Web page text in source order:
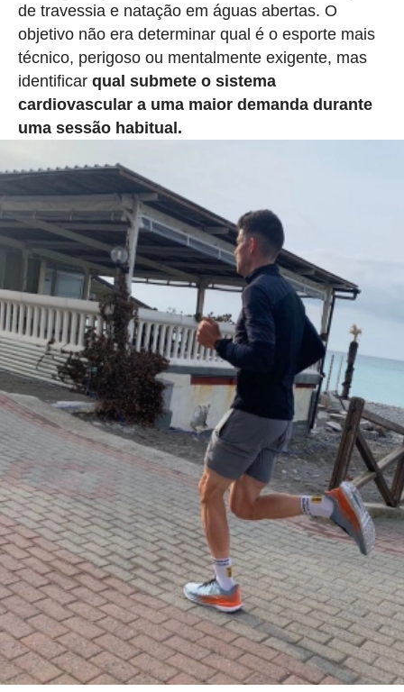
de travessia e natação em águas abertas. O
objetivo não era determinar qual é o esporte mais
técnico, perigoso ou mentalmente exigente, mas
identificar qual submete o sistema
cardiovascular a uma maior demanda durante
uma sessão habitual.